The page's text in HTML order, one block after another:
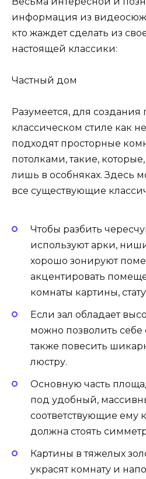
информация из
кто жаждет сделать из
настоящей классики:
Частный дом
Разумеется, для создания
классическом стиле как
подходят просторные
потолками, такие,
лишь в особняках. Здесь
все существующие
Чтобы разбить
используют арки,
хорошо зонируют
акцентировать
комнаты картины,
Если зал обладает
можно позволить себе
также повесить
люстру.
Основную часть
под удобный,
соответствующие ему
должна стоять
Картины в тяжелых
украсят комнату и